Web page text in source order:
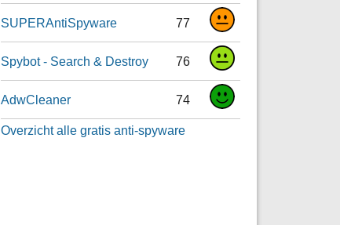
SUPERAntiSpyware 77
Spybot - Search & Destroy 76
AdwCleaner 74
Overzicht alle gratis anti-spyware